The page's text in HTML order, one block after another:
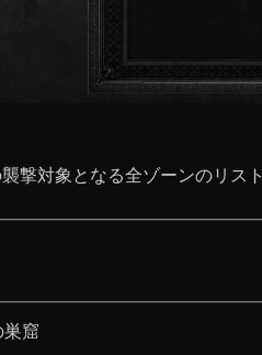
撃対象となる全ゾーンのリス
巣窟